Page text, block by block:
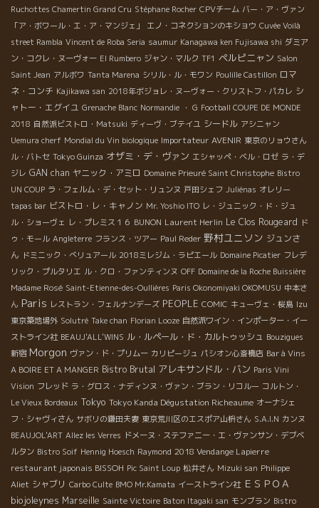
Ruchottes Chamertin Grand Cru Stéphane Rocher CPVチーム バー・ア・ヴァン
「ア・ボワール・エ・ア・マンジェ」
エノ・コネクションのキショウ Cuvée Voilà
street Rambla Vincent de Roba Seria saumur Kanagawa ken Fujisawa shi ダミア
ン・コクレ・ヌーヴォー El Rumbero ジャン・マルク TF1 ペルピニャン Salon
Saint Jean アルボワ Tanta Marena シリル・ル・モワン Poulille Castillon ロマ
ネ・コンチ Kajikawa san 2018年ボジョレ・ヌーヴォー・クリストフ・パカレ シ
ャトー・エグイユ Grenache Blanc Normandie ・ G Football COUPE DE MONDE
2018 自然派ビストロ・Matsuki ディーヴ・ブテイユ シードル アシニャン
Uemura cherf Mondial du Vin biologique Importateur AVENIR 東京のリョウさん
ル・バトセ Tokyo Guinza オザミ・デ・ヴァン エシャッペ・ベル・ロゼ ラ・デ
ジレ GAN chan ヤニック・アミロ Domaine Prieuré Saint Christophe Bistro
UN COUP ラ・フェルム・デ・セット・リュンヌ 戸田シェフ Juliénas オレリー
tapas bar ビストロ・レ・キャノン Mr. Yoshio ITO レ・ジュニック・ド・ジュ
ル・ショーヴェ レ・プレミス１６ BUNON Laurent Herlin Le Clos Rougeard ド
ゥ・モール Angleterre フランス・ツアー Paul Reder 野村ユニソン ジュンさ
ん ドミニック・べリュアール 2018ミレジム・ラピエール Domaine Picatier フレデ
リック・プルタリエ ル・クロ・ファンティンヌ OFF Domaine de la Roche Buissière
Madame Rosé Saint-Etienne-des-Oullières Paris Okonomiyaki OKOMUSU 中本さ
ん Paris レストラン・フェルナンデーズ PEOPLE COMIC キューヴェ・桜島 Izu
東京築地場外 Solutré Take chan Florian Looze 自然派ワイン・インポーター・イー
ストライン社 BEAUJ'ALL'WINS ル・ルペール・ド・カルトゥッシュ Bouzigues
新宿 Morgon ヴァン・ド・プリムー カリピージュ パシオン心斎橋店 Bar à Vins
A BOIRE ET A MANGER Bistro Brutal アレキサンドル・バン Paris Vini
Vision フレッド ラ・グロス・ナディンヌ・ヴァン・ブラン・リコルー コルトン・
Le Vieux Bordeaux Tokyo Tokyo Kanda Dégustation Richeaume オーナシェ
フ・シャヴィさん サボリの鎌田夫妻 東京荒川区のエスポア山枡さん S.A.I.N カンヌ
BEAUJOL'ART Allez les Verres ドメーヌ・ステファニー・エ・ヴァンサン・デブベ
ルタン Bistro Soif Hennig Hoesch Raymond 2018 Vendange Lapierre
restaurant japonais BISSOH Pic Saint Loup 松井さん Mizuki san Philippe
Aliet シャブリ Carbo Culte BMO Mr.Kamata イーストライン社 ＥＳＰＯＡ
biojoleynes Marseille Sainte Victoire Baton Itagaki san モンブラン Bistro